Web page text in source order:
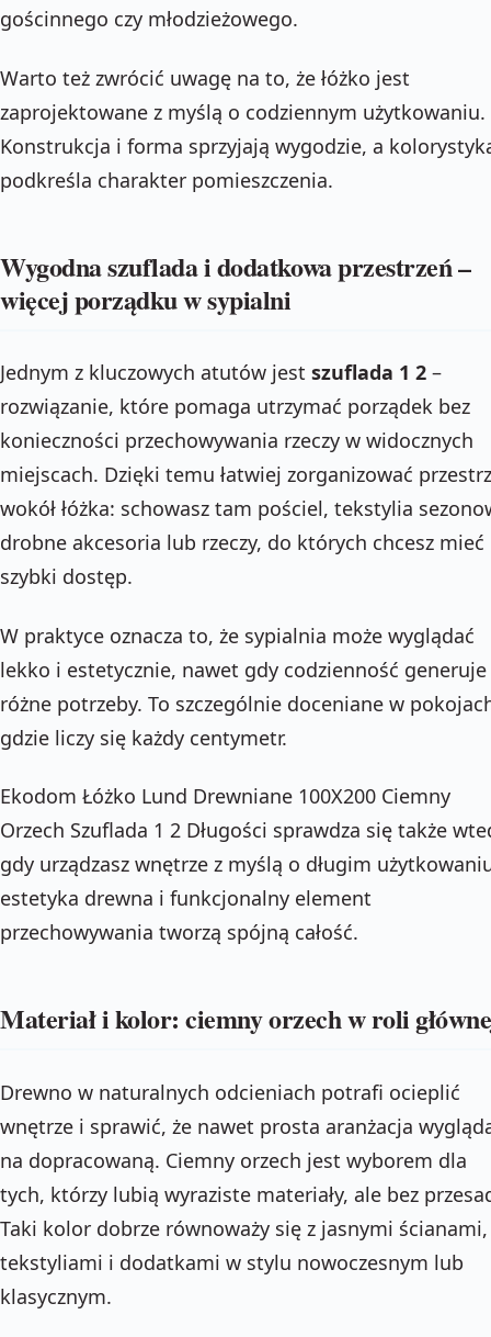
gościnnego czy młodzieżowego.
Warto też zwrócić uwagę na to, że łóżko jest
zaprojektowane z myślą o codziennym użytkowaniu.
Konstrukcja i forma sprzyjają wygodzie, a
podkreśla charakter pomieszczenia.
Wygodna szuflada i dodatkowa przestrzeń –
więcej porządku w sypialni
Jednym z kluczowych atutów jest szuflada 1 2 –
rozwiązanie, które pomaga utrzymać porządek bez
konieczności przechowywania rzeczy w widocznych
miejscach. Dzięki temu łatwiej zorganizować
wokół łóżka: schowasz tam pościel, tekstylia
drobne akcesoria lub rzeczy, do których chcesz mieć
szybki dostęp.
W praktyce oznacza to, że sypialnia może wyglądać
lekko i estetycznie, nawet gdy codzienność generuje
różne potrzeby. To szczególnie doceniane w
gdzie liczy się każdy centymetr.
Ekodom Łóżko Lund Drewniane 100X200 Ciemny
Orzech Szuflada 1 2 Długości sprawdza się także
gdy urządzasz wnętrze z myślą o długim
estetyka drewna i funkcjonalny element
przechowywania tworzą spójną całość.
Materiał i kolor: ciemny orzech w roli
Drewno w naturalnych odcieniach potrafi ocieplić
wnętrze i sprawić, że nawet prosta aranżacja
na dopracowaną. Ciemny orzech jest wyborem dla
tych, którzy lubią wyraziste materiały, ale bez
Taki kolor dobrze równoważy się z jasnymi ścianami,
tekstyliami i dodatkami w stylu nowoczesnym lub
klasycznym.